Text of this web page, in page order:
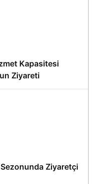
Kapasitesi
Ziyareti
Ziyaretçi